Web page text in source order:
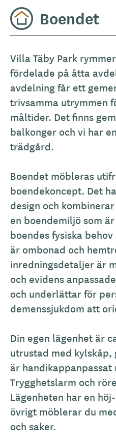
Boendet
A
l
l
m
ä
n
b
s
k
r
i
v
n
i
n
g
Villa Täby Park
fördelade på åtta
avdelning får ett
trivsamma utrymmen
måltider. Det finns
balkonger och vi har
trädgård.
Boendet möbleras
boendekoncept. Det
design och
en boendemiljö som
boendes fysiska
är ombonad och
inredningsdetaljer är
och evidens
och underlättar för
demenssjukdom att
Din egen lägenhet är
utrustad med
är handikappanpassat
Trygghetslarm och
Lägenheten har en
övrigt möblerar du
och saker.